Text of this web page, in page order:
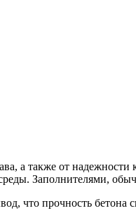
а также от
Заполнителями,
что прочность бетона